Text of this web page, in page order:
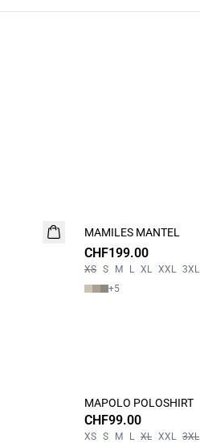
NEUHEIT
MAMILES MANTEL
CHF199.00
XS S M L XL XXL 3XL
+5
MAPOLO POLOSHIRT
CHF99.00
XS S M L XL XXL 3XL